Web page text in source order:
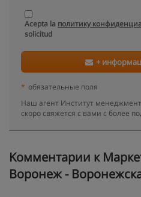
Acepta la политику
solicitud
+
* обязательные поля
Наш агент Институт
скоро свяжется с вами с более
Kомментарии к
Воронеж -